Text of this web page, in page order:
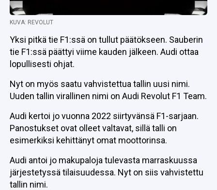
KUVA: REVOLUT
Yksi pitkä tie F1:ssä on tullut päätökseen. Sauberin
tie F1:ssä päättyi viime kauden jälkeen. Audi ottaa
lopullisesti ohjat.
Nyt on myös saatu vahvistettua tallin uusi nimi.
Uuden tallin virallinen nimi on Audi Revolut F1 Team.
Audi kertoi jo vuonna 2022 siirtyvänsä F1-sarjaan.
Panostukset ovat olleet valtavat, sillä talli on
esimerkiksi kehittänyt omat moottorinsa.
Audi antoi jo makupaloja tulevasta marraskuussa
järjestetyssä tilaisuudessa. Nyt on siis vahvistettu
tallin nimi.